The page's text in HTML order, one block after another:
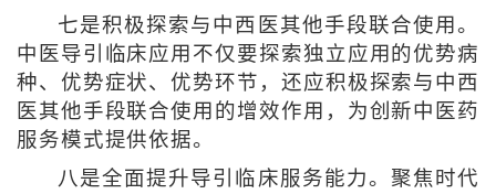
七是积极探索与中西医其他手段联合使用。
中医导引临床应用不仅要探索独立应用的优势病
种、优势症状、优势环节，还应积极探索与中西
医其他手段联合使用的增效作用，为创新中医药
服务模式提供依据。
八是全面提升导引临床服务能力。聚焦时代